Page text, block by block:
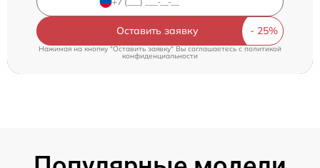
Оставить заявку
Нажимая на кнопку "Оставить заявку" Вы соглашаетесь cполитикой
конфиденциальности